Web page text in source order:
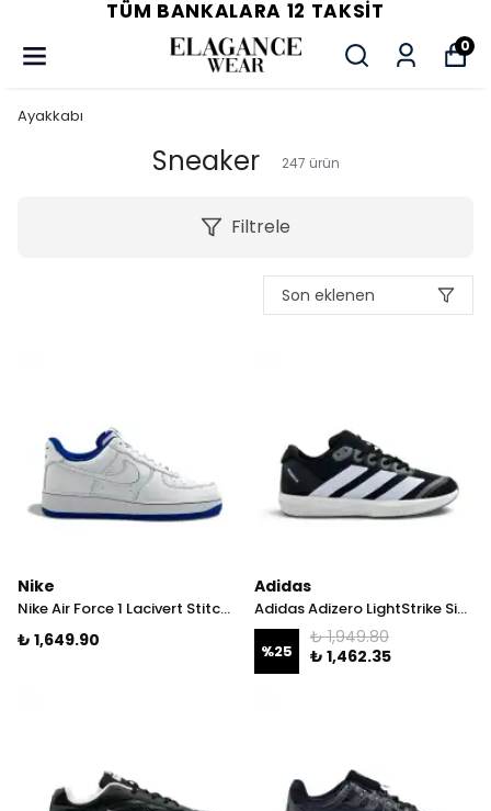
TÜM BANKALARA 12 TAKSIT
0
Ayakkabı
Sneaker 247 ürün
Filtrele
Son eklenen
Nike
Nike Air Force 1 Lacivert Stitch Erkek Ayakkabı
₺ 1,649.90
Adidas
Adidas Adizero LightStrike Siyah Beyaz
%25
₺ 1,949.80
₺ 1,462.35